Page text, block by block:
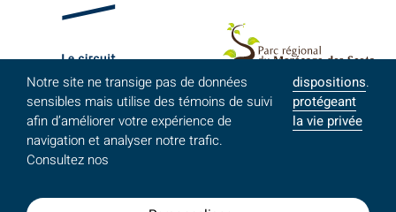
Notre site ne transige pas de données
sensibles mais utilise des témoins de suivi
afin d’améliorer votre expérience de
navigation et analyser notre trafic.
Consultez nos
dispositions
protégeant
la vie privée
.